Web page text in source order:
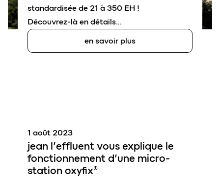
standardisée de 21 à 350 EH !
Découvrez-là en détails…
en savoir plus
jean l’effluent vous explique le
fonctionnement d’une micro-
station oxyfix®
1 août 2023